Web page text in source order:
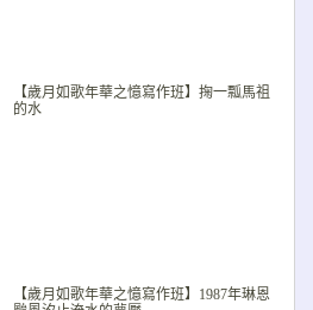
【歲月如歌年華之憶寫作班】掬一瓢馬祖
的水
【歲月如歌年華之憶寫作班】1987年琳恩